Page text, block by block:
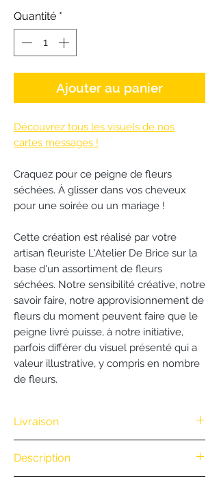
Quantité *
Ajouter au panier
Découvrez tous les visuels de nos
cartes messages !
Craquez pour ce peigne de fleurs
séchées. À glisser dans vos cheveux
pour une soirée ou un mariage !
Cette création est réalisé par votre
artisan fleuriste L'Atelier De Brice sur la
base d'un assortiment de fleurs
séchées. Notre sensibilité créative, notre
savoir faire, notre approvisionnement de
fleurs du moment peuvent faire que le
peigne livré puisse, à notre initiative,
parfois différer du visuel présenté qui a
valeur illustrative, y compris en nombre
de fleurs.
Livraison
100€ d'achat. (Exclusivité Web non
valable pour une commande par
Description